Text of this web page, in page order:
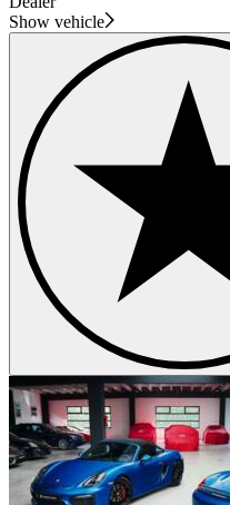
Show vehicle